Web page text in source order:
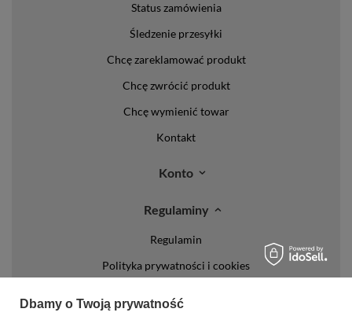
Status zamówienia
Śledzenie przesyłki
Chcę zareklamować produkt
Chcę zwrócić produkt
Chcę wymienić towar
Kontakt
Konto
Regulaminy
Regulamin
Polityka prywatności i cookies
Dbamy o Twoją prywatność